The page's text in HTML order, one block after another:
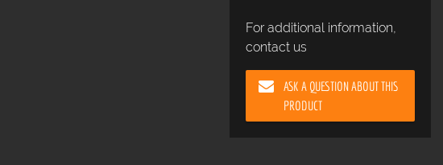
For additional information,
contact us
ASK A QUESTION ABOUT THIS
PRODUCT